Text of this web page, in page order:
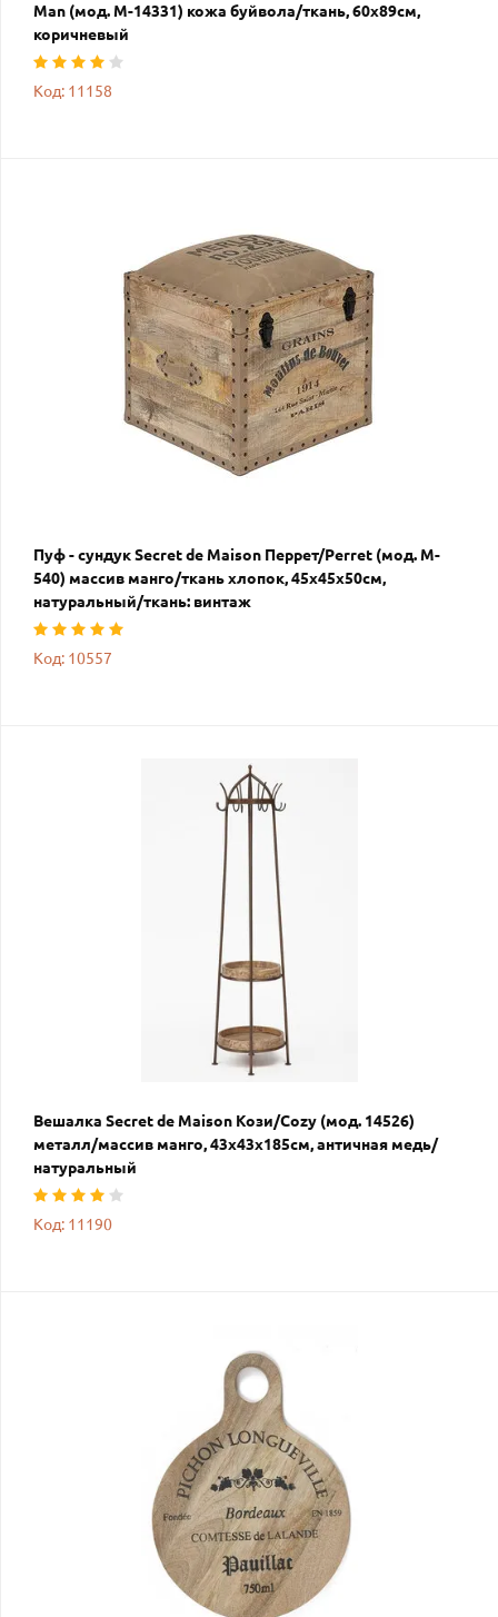
Man (мод. M-14331) кожа буйвола/ткань, 60х89см,
коричневый
Код: 11158
Пуф - сундук Secret de Maison Перрет/Perret (мод. M-
540) массив манго/ткань хлопок, 45х45х50см,
натуральный/ткань: винтаж
Код: 10557
Вешалка Secret de Maison Кози/Cozy (мод. 14526)
металл/массив манго, 43х43х185см, античная медь/
натуральный
Код: 11190